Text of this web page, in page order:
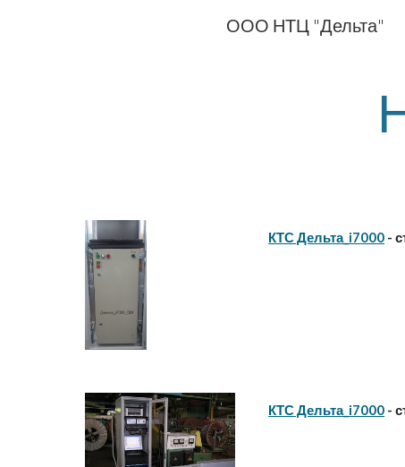
ООО НТЦ "Дельта"
КТС Дельта_i7000 -
КТС Дельта_i7000 -